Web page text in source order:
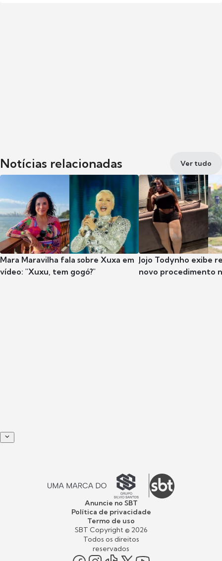
Notícias relacionadas Ver tudo
Mara Maravilha fala sobre Xuxa em
vídeo: "Xuxu, tem gogó?"
Jojo Todynho exibe
novo procedimento
Anuncie no SBT
Política de privacidade
Termo de uso
SBT Copyright © 2026
Todos os direitos
reservados